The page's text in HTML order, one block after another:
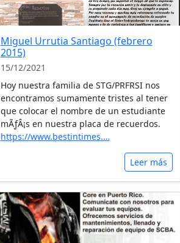
Miguel Urrutia Santiago (febrero
2015)
15/12/2021
Hoy nuestra familia de STG/PRFRSI nos
encontramos sumamente tristes al tener
que colocar el nombre de un estudiante
mÃƒÂ¡s en nuestra placa de recuerdos.
https://www.bestintimes.…
Leer más